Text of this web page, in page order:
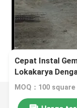
Cepat Instal
Lokakarya
MOQ：100